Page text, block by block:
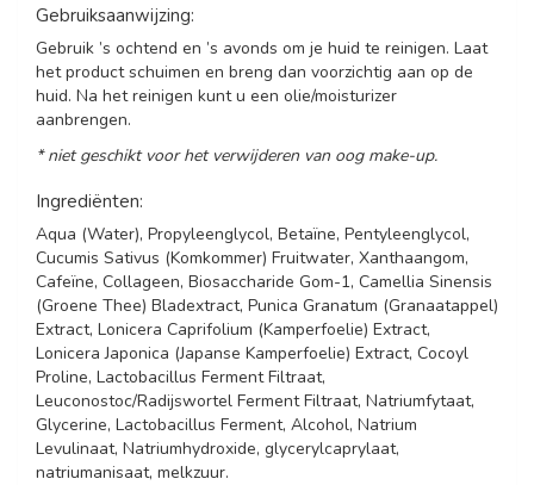
Gebruiksaanwijzing:
Gebruik ’s ochtend en ’s avonds om je huid te reinigen. Laat
het product schuimen en breng dan voorzichtig aan op de
huid. Na het reinigen kunt u een olie/moisturizer
aanbrengen.
* niet geschikt voor het verwijderen van oog make-up.
Ingrediënten:
Aqua (Water), Propyleenglycol, Betaïne, Pentyleenglycol,
Cucumis Sativus (Komkommer) Fruitwater, Xanthaangom,
Cafeïne, Collageen, Biosaccharide Gom-1, Camellia Sinensis
(Groene Thee) Bladextract, Punica Granatum (Granaatappel)
Extract, Lonicera Caprifolium (Kamperfoelie) Extract,
Lonicera Japonica (Japanse Kamperfoelie) Extract, Cocoyl
Proline, Lactobacillus Ferment Filtraat,
Leuconostoc/Radijswortel Ferment Filtraat, Natriumfytaat,
Glycerine, Lactobacillus Ferment, Alcohol, Natrium
Levulinaat, Natriumhydroxide, glycerylcaprylaat,
natriumanisaat, melkzuur.